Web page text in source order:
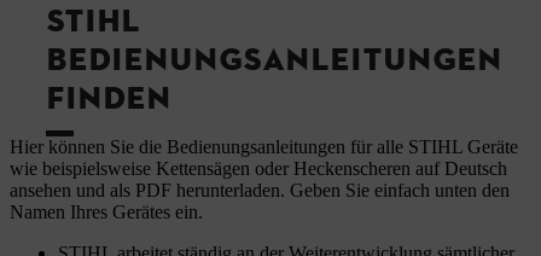
STIHL
BEDIENUNGSANLEITUNGEN
FINDEN
Hier können Sie die Bedienungsanleitungen für alle STIHL Geräte
wie beispielsweise Kettensägen oder Heckenscheren auf Deutsch
ansehen und als PDF herunterladen. Geben Sie einfach unten den
Namen Ihres Gerätes ein.